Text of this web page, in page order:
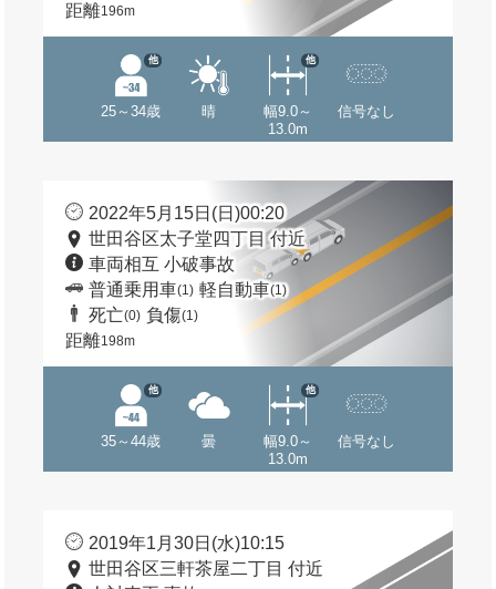
距離196m
25～34歳
他
晴
幅9.0～
13.0m
他
信号なし
2022年5月15日(日)00:20
世田谷区太子堂四丁目 付近
車両相互 小破事故
普通乗用車(1) 軽自動車(1)
死亡(0) 負傷(1)
距離198m
35～44歳
他
曇
幅9.0～
13.0m
他
信号なし
2019年1月30日(水)10:15
世田谷区三軒茶屋二丁目 付近